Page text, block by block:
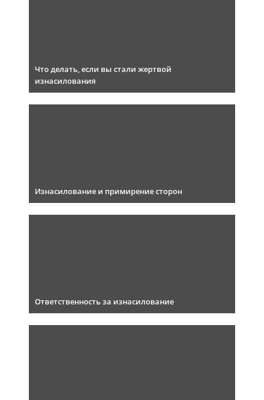
Что делать, если вы стали жертвой
изнасилования
Изнасилование и примирение сторон
Ответственность за изнасилование